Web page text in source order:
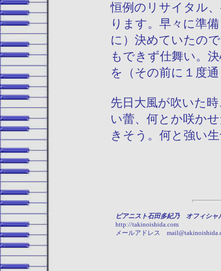
恒例のリサイタル
ります。早々に準
に）決めていたの
もできず仕舞い。
を（その前に１度
先日大風が吹いた
い蕾、何とか咲か
きそう。何と強い
ピアニスト石田多紀乃 オフィシャ
http://takinoishida.com
メールアドレス